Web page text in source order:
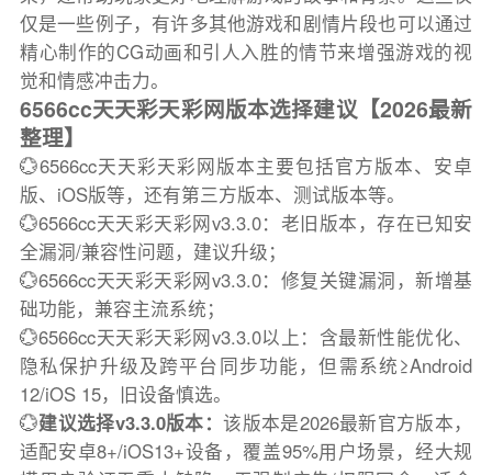
仅是一些例子，有许多其他游戏和剧情片段也可以通过
精心制作的CG动画和引人入胜的情节来增强游戏的视
觉和情感冲击力。
6566cc天天彩天彩网版本选择建议【2026最新
整理】
💮6566cc天天彩天彩网版本主要包括官方版本、安卓
版、iOS版等，还有第三方版本、测试版本等。
💮6566cc天天彩天彩网v3.3.0：老旧版本，存在已知安
全漏洞/兼容性问题，建议升级；
💮6566cc天天彩天彩网v3.3.0：修复关键漏洞，新增基
础功能，兼容主流系统；
💮6566cc天天彩天彩网v3.3.0以上：含最新性能优化、
隐私保护升级及跨平台同步功能，但需系统≥Android
12/iOS 15，旧设备慎选。
💮建议选择v3.3.0版本：该版本是2026最新官方版本，
适配安卓8+/iOS13+设备，覆盖95%用户场景，经大规